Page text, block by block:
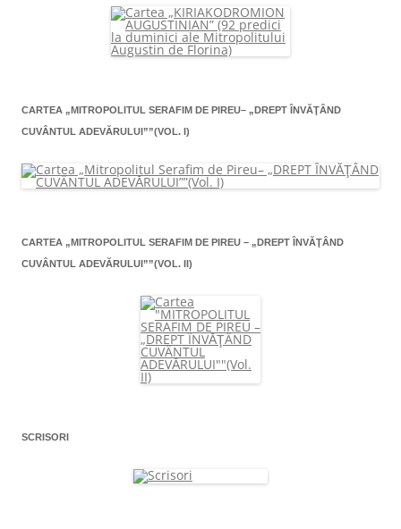
CARTEA „MITROPOLITUL SERAFIM DE PIREU– „DREPT ÎNVĂŢÂND
CUVÂNTUL ADEVĂRULUI””(VOL. I)
CARTEA „MITROPOLITUL SERAFIM DE PIREU – „DREPT ÎNVĂŢÂND
CUVÂNTUL ADEVĂRULUI””(VOL. II)
SCRISORI